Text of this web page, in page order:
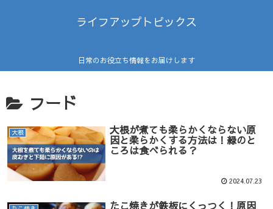
ライフアップトピックス
日常のお役立ち情報をお届けします
フード
大根 大根が煮ても柔らかくならない原
因と柔らかくする方法は！緑のと
ころは食べられる？
2024.07.23
たこ焼きが鉄板にくっつく！原因